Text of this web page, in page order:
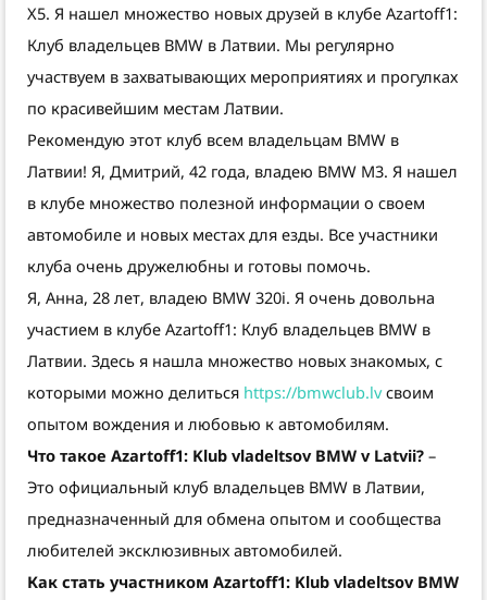
X5. Я нашел множество новых друзей в клубе Azartoff1:
Клуб владельцев BMW в Латвии. Мы регулярно
участвуем в захватывающих мероприятиях и прогулках
по красивейшим местам Латвии.
Рекомендую этот клуб всем владельцам BMW в
Латвии! Я, Дмитрий, 42 года, владею BMW M3. Я нашел
в клубе множество полезной информации о своем
автомобиле и новых местах для езды. Все участники
клуба очень дружелюбны и готовы помочь.
Я, Анна, 28 лет, владею BMW 320i. Я очень довольна
участием в клубе Azartoff1: Клуб владельцев BMW в
Латвии. Здесь я нашла множество новых знакомых, с
которыми можно делиться https://bmwclub.lvсвоим
опытом вождения и любовью к автомобилям.
Что такое Azartoff1: Klub vladeltsov BMW v Latvii? –
Это официальный клуб владельцев BMW в Латвии,
предназначенный для обмена опытом и сообщества
любителей эксклюзивных автомобилей.
Как стать участником Azartoff1: Klub vladeltsov BMW